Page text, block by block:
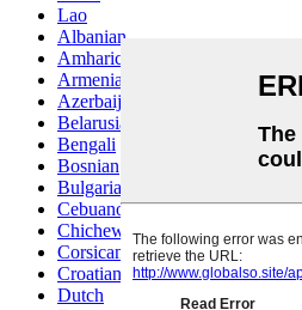
Lao
Albanian
Amharic
Armenian
Azerbaijani
Belarusian
Bengali
Bosnian
Bulgarian
Cebuano
Chichewa
Corsican
Croatian
Dutch